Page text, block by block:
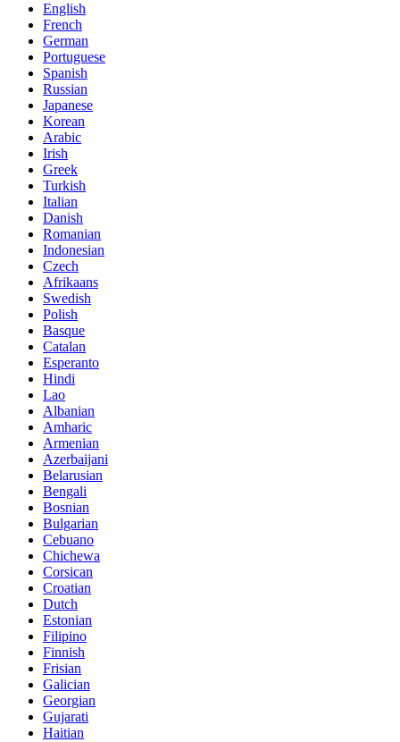
English
French
German
Portuguese
Spanish
Russian
Japanese
Korean
Arabic
Irish
Greek
Turkish
Italian
Danish
Romanian
Indonesian
Czech
Afrikaans
Swedish
Polish
Basque
Catalan
Esperanto
Hindi
Lao
Albanian
Amharic
Armenian
Azerbaijani
Belarusian
Bengali
Bosnian
Bulgarian
Cebuano
Chichewa
Corsican
Croatian
Dutch
Estonian
Filipino
Finnish
Frisian
Galician
Georgian
Gujarati
Haitian